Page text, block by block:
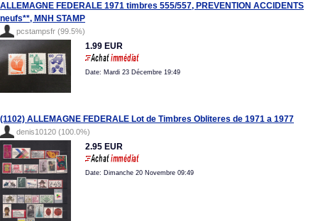
ALLEMAGNE FEDERALE 1971 timbres 555/557, PREVENTION ACCIDENTS
neufs**, MNH STAMP
pcstampsfr (99.5%)
1.99 EUR
Date: Mardi 23 Décembre 19:49
(1102) ALLEMAGNE FEDERALE Lot de Timbres Obliteres de 1971 a 1977
denis10120 (100.0%)
2.95 EUR
Date: Dimanche 20 Novembre 09:49